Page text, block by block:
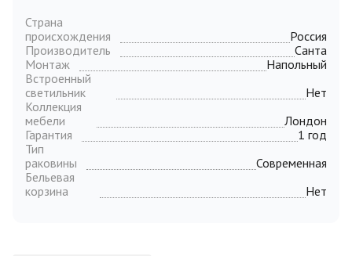
Страна
происхождения
Россия
Производитель
Санта
Монтаж
Напольный
Встроенный
светильник
Нет
Коллекция
мебели
Лондон
Гарантия
1 год
Тип
раковины
Современная
Бельевая
корзина
Нет